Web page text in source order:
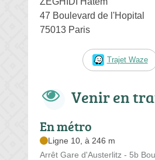
47 Boulevard de l'Hopital
75013 Paris
Trajet Waze
Venir en
En métro
Ligne 10, à 246 m
Arrêt Gare d'Austerlitz - 5b